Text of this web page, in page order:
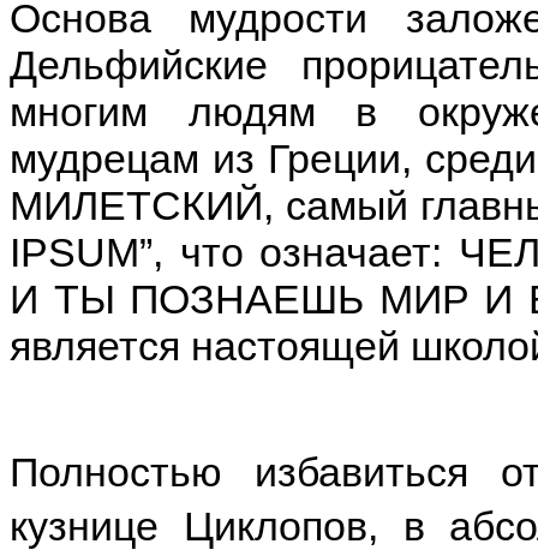
Основа мудрости
Дельфийские
многим людям в
мудрецам из Греции,
МИЛЕТСКИЙ, самый
IPSUM”, что означает:
И ТЫ ПОЗНАЕШЬ МИР И
является настоящей
Полностью избавиться
кузнице Циклопов, в